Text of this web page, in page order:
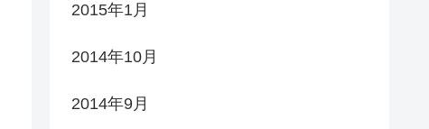
2015年1月
2014年10月
2014年9月